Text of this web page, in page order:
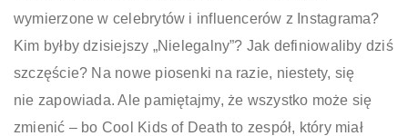
wymierzone w celebrytów i influencerów z Instagrama?
Kim byłby dzisiejszy „Nielegalny”? Jak definiowaliby dziś
szczęście? Na nowe piosenki na razie, niestety, się
nie zapowiada. Ale pamiętajmy, że wszystko może się
zmienić – bo Cool Kids of Death to zespół, który miał